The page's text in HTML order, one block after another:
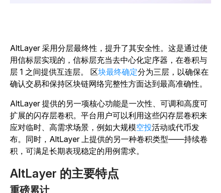
AltLayer 采用分层最终性，提升了其安全性。这是通过使
用信标层实现的，信标层充当去中心化定序器，在卷积与
层 1 之间提供互连层。 区块最终确定分为三层，以确保在
确认交易和保持区块链网络完整性方面达到最高准确性。
AltLayer 提供的另一项核心功能是一次性、可调和高度可
扩展的闪存层卷积。平台用户可以利用这些闪存层卷积来
应对临时、高需求场景，例如大规模空投活动或代币发
布。同时，AltLayer 上提供的另一种卷积类型——持续卷
积，可满足长期表现稳定的用例需求。
AltLayer 的主要特点
重磅累计